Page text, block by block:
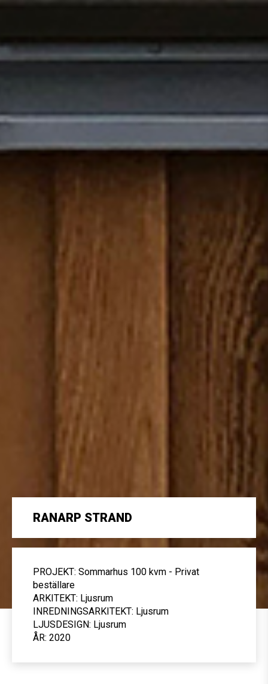
RANARP STRAND
PROJEKT: Sommarhus 100 kvm - Privat
beställare
ARKITEKT: Ljusrum
INREDNINGSARKITEKT: Ljusrum
LJUSDESIGN: Ljusrum
ÅR: 2020